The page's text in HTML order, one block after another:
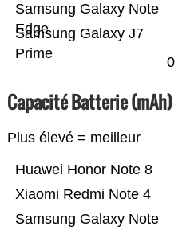
Samsung Galaxy J7
Prime
Samsung Galaxy Note
Edge
0
Capacité Batterie (mAh)
Plus élevé = meilleur
Samsung Galaxy Note
Xiaomi Redmi Note 4
Huawei Honor Note 8